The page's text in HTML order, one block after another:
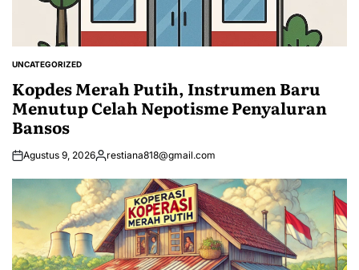
POSTED
UNCATEGORIZED
Kopdes Merah Putih, Instrumen Baru
Menutup Celah Nepotisme Penyaluran
Bansos
Agustus 9, 2026Posted
restiana818@gmail.com